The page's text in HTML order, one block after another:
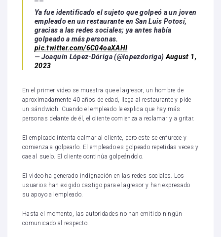
Ya fue identificado el sujeto que golpeó a un joven
empleado en un restaurante en San Luis Potosí,
gracias a las redes sociales; ya antes había
golpeado a más personas.
pic.twitter.com/6C04oaXAHI
— Joaquín López-Dóriga (@lopezdoriga) August 1,
2023
En el primer video se muestra que el agresor, un hombre de
aproximadamente 40 años de edad, llega al restaurante y pide
un sándwich. Cuando el empleado le explica que hay más
personas delante de él, el cliente comienza a reclamar y a gritar.
El empleado intenta calmar al cliente, pero este se enfurece y
comienza a golpearlo. El empleado es golpeado repetidas veces y
cae al suelo. El cliente continúa golpeándolo.
El video ha generado indignación en las redes sociales. Los
usuarios han exigido castigo para el agresor y han expresado
su apoyo al empleado.
Hasta el momento, las autoridades no han emitido ningún
comunicado al respecto.